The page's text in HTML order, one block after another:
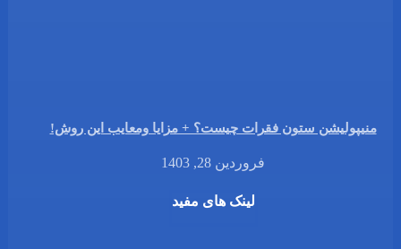
منیپولیشن ستون فقرات چیست؟ + مزایا ومعایب این روش!
فروردین 28, 1403
لینک های مفید